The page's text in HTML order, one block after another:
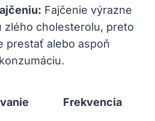
Fajčenie výrazne
zlého cholesterolu, preto
prestať alebo aspoň
Frekvencia